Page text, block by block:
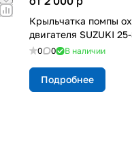
Крыльчатка помпы
двигателя SUZUKI
0 0 В наличии
Подробнее